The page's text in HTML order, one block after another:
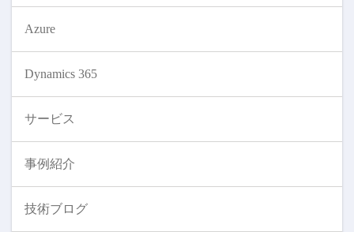
Azure
Dynamics 365
サービス
事例紹介
技術ブログ